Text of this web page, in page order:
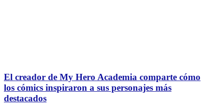
El creador de My Hero Academia comparte cómo
los cómics inspiraron a sus personajes más
destacados